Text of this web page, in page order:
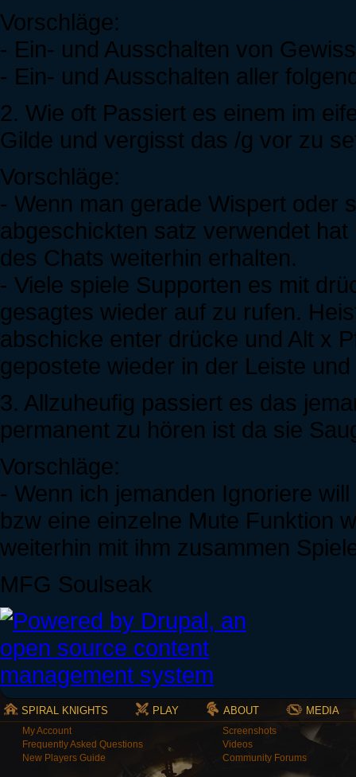
Vorschläge:
- Ein- und Ausschalten von
- Ein- und Ausschalten aller
2. Wie oft Passiert es einem im
Gilde und vergisst das /g vor zu
Vorschläge:
- Wenn man gerade Wispert oder
abgeschickten satz verwendet
des Chats weiterhin erhalten.
- Viele spiele Supporten es mit
gesagtes wieder auf zu rufen.
abschicke enter drücke und Alt x
gepostete wieder in der Leiste
3. Allzuheufig passiert es das
permanent zu hören ist da sie
Vorschläge:
- Wenn ich jemanden Ignoriere
bzw eine einzelne Mute Funktion
weiterhin mit ihm zusammen
MFG Soulseak
SPIRAL KNIGHTS PLAY ABOUT MEDIA
My Account
Frequently Asked Questions
New Players Guide
Screenshots
Videos
Community Forums